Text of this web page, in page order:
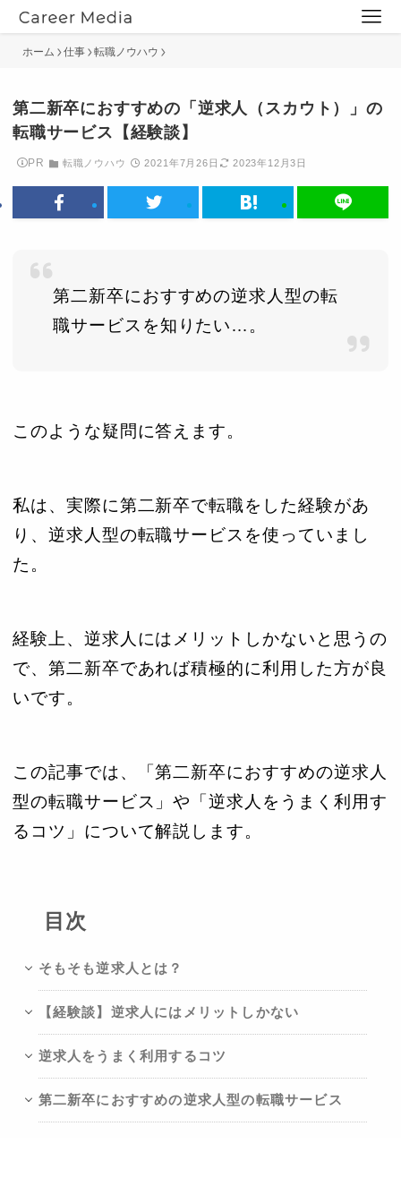
ホーム 仕事 転職ノウハウ
第二新卒におすすめの「逆求人（スカウト）」の
転職サービス【経験談】
PR 転職ノウハウ 2021年7月26日 2023年12月3日
第二新卒におすすめの逆求人型の転
職サービスを知りたい…。
このような疑問に答えます。
私は、実際に第二新卒で転職をした経験があ
り、逆求人型の転職サービスを使っていまし
た。
経験上、逆求人にはメリットしかないと思うの
で、第二新卒であれば積極的に利用した方が良
いです。
この記事では、「第二新卒におすすめの逆求人
型の転職サービス」や「逆求人をうまく利用す
るコツ」について解説します。
目次
そもそも逆求人とは？
【経験談】逆求人にはメリットしかない
逆求人をうまく利用するコツ
第二新卒におすすめの逆求人型の転職サービス